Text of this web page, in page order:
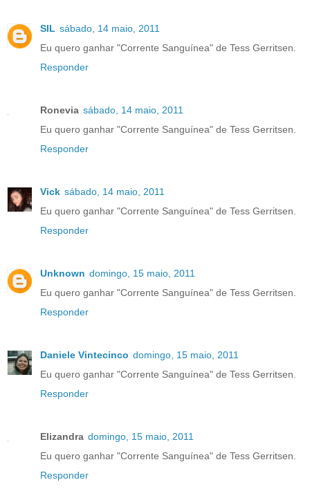
SIL sábado, 14 maio, 2011
Eu quero ganhar "Corrente Sanguínea" de Tess Gerritsen.
Responder
Ronevia sábado, 14 maio, 2011
Eu quero ganhar "Corrente Sanguínea" de Tess Gerritsen.
Responder
Vick sábado, 14 maio, 2011
Eu quero ganhar "Corrente Sanguínea" de Tess Gerritsen.
Responder
Unknown domingo, 15 maio, 2011
Eu quero ganhar "Corrente Sanguínea" de Tess Gerritsen.
Responder
Daniele Vintecinco domingo, 15 maio, 2011
Eu quero ganhar "Corrente Sanguínea" de Tess Gerritsen.
Responder
Elizandra domingo, 15 maio, 2011
Eu quero ganhar "Corrente Sanguínea" de Tess Gerritsen.
Responder